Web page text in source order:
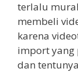
terlalu
membeli
karena
import yang
dan